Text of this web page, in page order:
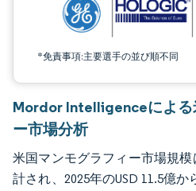
*免責事項:主要選手の並び順不同
Mordor Intelligenceによる
ー市場分析
米国マンモグラフィー市場規模
計され、2025年のUSD 11.5億